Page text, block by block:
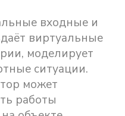
входные и
виртуальные
моделирует
ситуации.
может
работы